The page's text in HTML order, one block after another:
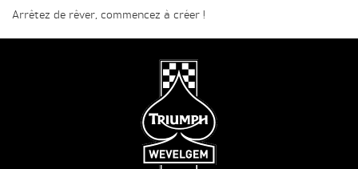
Arrêtez de rêver, commencez à créer !